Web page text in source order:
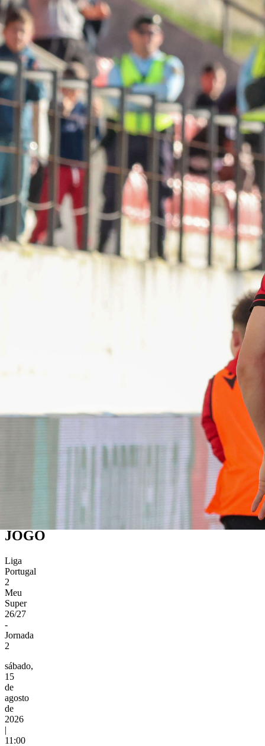
PRÓXIMO
JOGO
Liga
Portugal
2
Meu
Super
26/27
-
Jornada
2
sábado,
15
de
agosto
de
2026
|
11:00